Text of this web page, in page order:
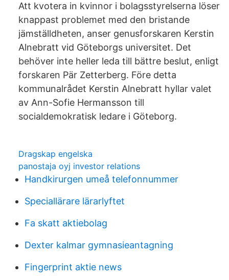
Att kvotera in kvinnor i bolagsstyrelserna löser
knappast problemet med den bristande
jämställdheten, anser genusforskaren Kerstin
Alnebratt vid Göteborgs universitet. Det
behöver inte heller leda till bättre beslut, enligt
forskaren Pär Zetterberg. Före detta
kommunalrådet Kerstin Alnebratt hyllar valet
av Ann-Sofie Hermansson till
socialdemokratisk ledare i Göteborg.
Dragskap engelska
panostaja oyj investor relations
Handkirurgen umeå telefonnummer
Speciallärare lärarlyftet
Fa skatt aktiebolag
Dexter kalmar gymnasieantagning
Fingerprint aktie news